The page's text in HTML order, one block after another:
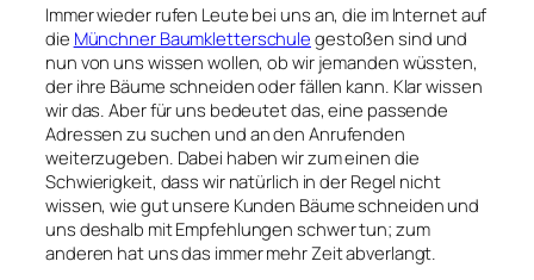
Immer wieder rufen Leute bei uns an, die im Internet auf
die Münchner Baumkletterschule gestoßen sind und
nun von uns wissen wollen, ob wir jemanden wüssten,
der ihre Bäume schneiden oder fällen kann. Klar wissen
wir das. Aber für uns bedeutet das, eine passende
Adressen zu suchen und an den Anrufenden
weiterzugeben. Dabei haben wir zum einen die
Schwierigkeit, dass wir natürlich in der Regel nicht
wissen, wie gut unsere Kunden Bäume schneiden und
uns deshalb mit Empfehlungen schwer tun; zum
anderen hat uns das immer mehr Zeit abverlangt.